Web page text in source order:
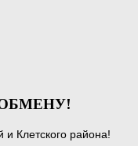
Клетского района!